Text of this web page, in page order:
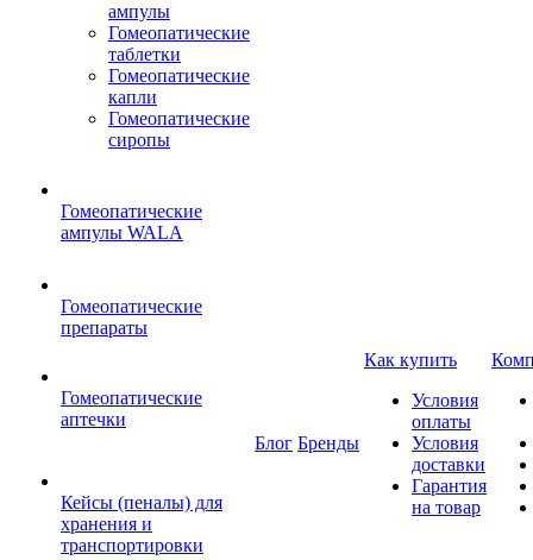
ампулы
Гомеопатические
таблетки
Гомеопатические
капли
Гомеопатические
сиропы
Гомеопатические
ампулы WALA
Гомеопатические
препараты
Гомеопатические
аптечки
Кейсы (пеналы) для
хранения и
транспортировки
Блог Бренды
Как купить
Условия
оплаты
Условия
доставки
Гарантия
на товар